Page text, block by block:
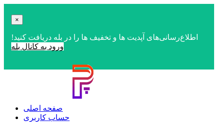
×
اطلاع‌رسانی‌های آپدیت ها و تخفیف ها را در بله دریافت کنید!
ورود به کانال بله
صفحه اصلی
حساب کاربری